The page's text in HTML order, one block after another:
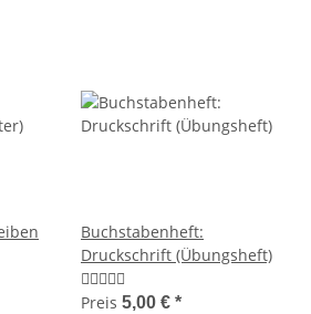
Buchstabenheft:
Druckschrift (Übungsheft)
Preis 5,00 € *